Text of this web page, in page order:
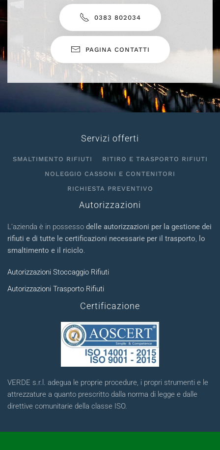
0383 802034
PAGINA CONTATTI
Servizi offerti
SMALTIMENTO RIFIUTI
RITIRO E TRASPORTO RIFIUTI
NOLEGGIO CASSONI E CONTENITORI
RICHIESTA PREVENTIVO
Autorizzazioni
L’azienda è in possesso delle autorizzazioni per la gestione dei
rifiuti e di tutte le certificazioni necessarie per il trasporto, lo
smaltimento e il riciclo.
Autorizzazioni Stoccaggio Rifiuti
Autorizzazioni Trasporto Rifiuti
Certificazione
VERDE s.r.l. adegua le proprie procedure, i propri strumenti e le
attrezzature a quanto prescritto dalla norma di legge e dalle
direttive comunitarie della classe ISO.